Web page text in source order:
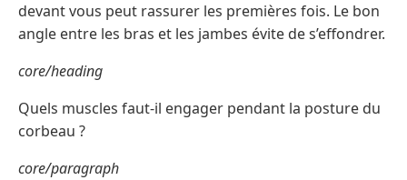
devant vous peut rassurer les premières fois. Le bon
angle entre les bras et les jambes évite de s’effondrer.
core/heading
Quels muscles faut-il engager pendant la posture du
corbeau ?
core/paragraph